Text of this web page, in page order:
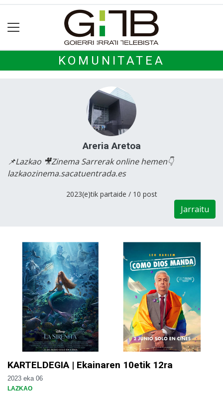
KOMUNITATEA
Areria Aretoa
📌Lazkao 🎥Zinema Sarrerak online hemen👇
lazkaozinema.sacatuentrada.es
2023(e)tik partaide / 10 post
Jarraitu
KARTELDEGIA | Ekainaren 10etik 12ra
2023 eka 06
LAZKAO